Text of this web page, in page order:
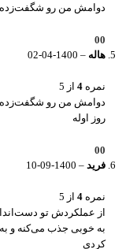
دوامش من رو شگفت‌زده
0
0
هاله –
1400-04-02
نمره 4 از 5
دوامش من رو شگفت‌زده
روز اوله
0
0
فرید –
1400-09-10
نمره 4 از 5
از عملکردش تو
به خوبی جذب می‌کنه و به
کردی